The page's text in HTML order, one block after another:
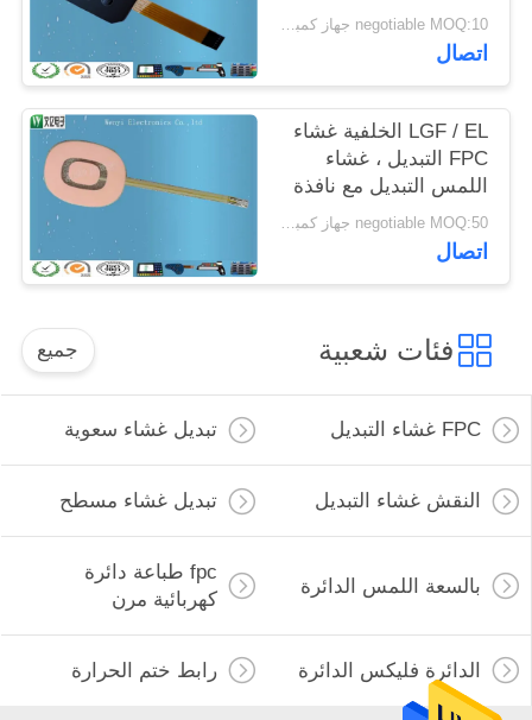
negotiable MOQ:10 جهاز كمبيوتر شخصى / الكثير
اتصال
LGF / EL الخلفية غشاء
FPC التبديل ، غشاء
اللمس التبديل مع نافذة
اللون
negotiable MOQ:50 جهاز كمبيوتر شخصى / الكثير
اتصال
فئات شعبية جميع
FPC غشاء التبديل تبديل غشاء سعوية
النقش غشاء التبديل تبديل غشاء مسطح
بالسعة اللمس الدائرة
fpc طباعة دائرة
كهربائية مرن
الدائرة فليكس الدائرة رابط ختم الحرارة